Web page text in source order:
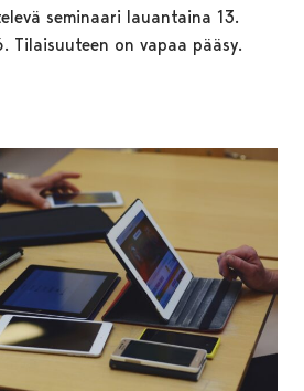
seminaari lauantaina 13.
Tilaisuuteen on vapaa pääsy.